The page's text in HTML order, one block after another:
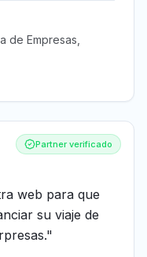
de Empresas,
Partner verificado
web para que
su viaje de
"